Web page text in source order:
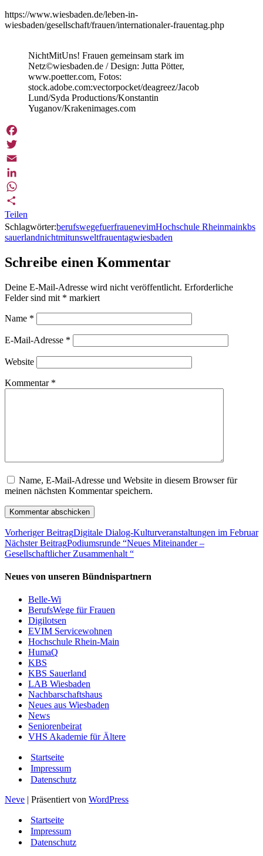
https://www.wiesbaden.de/leben-in-
wiesbaden/gesellschaft/frauen/internationaler-frauentag.php
NichtMitUns! Frauen gemeinsam stark im
Netz©wiesbaden.de / Design: Jutta Pötter,
www.poetter.com, Fotos:
stock.adobe.com:vectorpocket/deagreez/Jacob
Lund/Syda Productions/Konstantin
Yuganov/Krakenimages.com
Facebook
Twitter
Email
LinkedIn
WhatsApp
Teilen
Schlagwörter:berufswegefuerfrauenevimHochschule Rheinmainkbs
sauerlandnichtmitunsweltfrauentagwiesbaden
Schreibe einen Kommentar
Deine E-Mail-Adresse wird nicht veröffentlicht. Erforderliche
Felder sind mit * markiert
Name *
E-Mail-Adresse *
Website
Kommentar *
Name, E-Mail-Adresse und Website in diesem Browser für
meinen nächsten Kommentar speichern.
Vorheriger BeitragDigitale Dialog-Kulturveranstaltungen im Februar
Nächster BeitragPodiumsrunde “Neues Miteinander –
Gesellschaftlicher Zusammenhalt “
Neues von unseren Bündnispartnern
Belle-Wi
BerufsWege für Frauen
Digilotsen
EVIM Servicewohnen
Hochschule Rhein-Main
HumaQ
KBS
KBS Sauerland
LAB Wiesbaden
Nachbarschaftshaus
Neues aus Wiesbaden
News
Seniorenbeirat
VHS Akademie für Ältere
Startseite
Impressum
Datenschutz
Neve | Präsentiert von WordPress
Startseite
Impressum
Datenschutz